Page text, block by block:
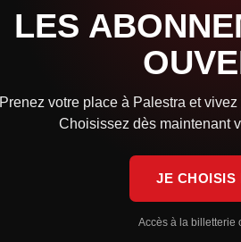
LES
Prenez votre place à Palestra et
Choisissez dès maintenant
JE CHOISIS
Accès à la billetterie